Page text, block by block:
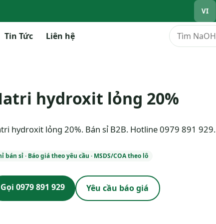
VI
Tin Tức Liên hệ Tìm kiếm
hydroxit lỏng 20%
hydroxit lỏng 20%. Bán sỉ B2B. Hotline 0979 891 929.
bán sỉ · Báo giá theo yêu cầu · MSDS/COA theo lô
Gọi 0979 891 929 Yêu cầu báo giá